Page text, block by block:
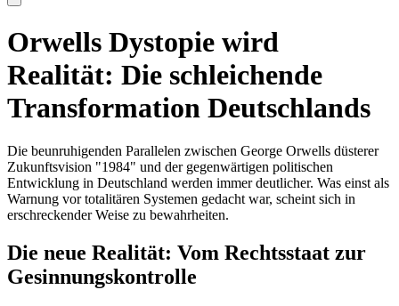
Orwells Dystopie wird
Realität: Die schleichende
Transformation Deutschlands
Die beunruhigenden Parallelen zwischen George Orwells düsterer
Zukunftsvision "1984" und der gegenwärtigen politischen
Entwicklung in Deutschland werden immer deutlicher. Was einst als
Warnung vor totalitären Systemen gedacht war, scheint sich in
erschreckender Weise zu bewahrheiten.
Die neue Realität: Vom Rechtsstaat zur
Gesinnungskontrolle